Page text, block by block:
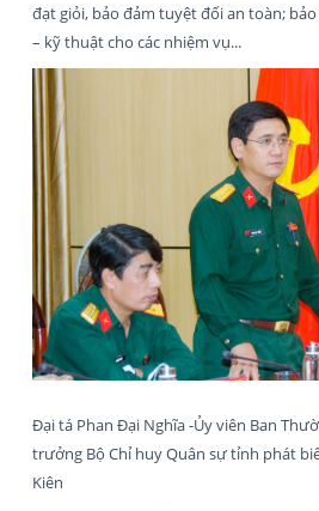
đạt giỏi, bảo đảm tuyệt đối an toàn;
– kỹ thuật cho các nhiệm vụ...
Đại tá Phan Đại Nghĩa -Ủy viên Ban
trưởng Bộ Chỉ huy Quân sự tỉnh phát
Kiên